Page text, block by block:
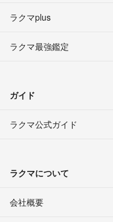
ラクマplus
ラクマ最強鑑定
ガイド
ラクマ公式ガイド
ラクマについて
会社概要